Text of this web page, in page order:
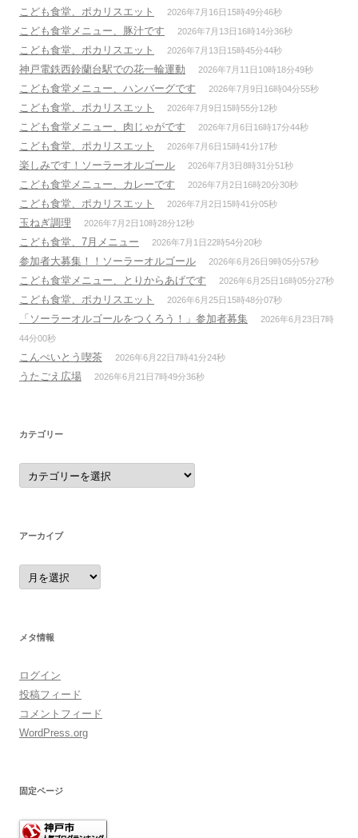
こども食堂、ポカリスエット 2026年7月16日15時49分46秒
こども食堂メニュー、豚汁です 2026年7月13日16時14分36秒
こども食堂、ポカリスエット 2026年7月13日15時45分44秒
神戸電鉄西鈴蘭台駅での花一輪運動 2026年7月11日10時18分49秒
こども食堂メニュー、ハンバーグです 2026年7月9日16時04分55秒
こども食堂、ポカリスエット 2026年7月9日15時55分12秒
こども食堂メニュー、肉じゃがです 2026年7月6日16時17分44秒
こども食堂、ポカリスエット 2026年7月6日15時41分17秒
楽しみです！ソーラーオルゴール 2026年7月3日8時31分51秒
こども食堂メニュー、カレーです 2026年7月2日16時20分30秒
こども食堂、ポカリスエット 2026年7月2日15時41分05秒
玉ねぎ調理 2026年7月2日10時28分12秒
こども食堂、7月メニュー 2026年7月1日22時54分20秒
参加者大募集！！ソーラーオルゴール 2026年6月26日9時05分57秒
こども食堂メニュー、とりからあげです 2026年6月25日16時05分27秒
こども食堂、ポカリスエット 2026年6月25日15時48分07秒
「ソーラーオルゴールをつくろう！」参加者募集
2026年6月23日7時
44分00秒
こんぺいとう喫茶 2026年6月22日7時41分24秒
うたごえ広場 2026年6月21日7時49分36秒
カテゴリー
カ
テ
ゴ
アーカイブ
ア
ー
カ
メタ情報
ログイン
投稿フィード
コメントフィード
WordPress.org
固定ページ